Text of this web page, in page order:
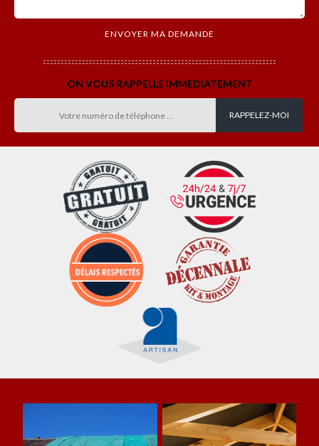
ON VOUS RAPPELLE IMMEDIATEMENT